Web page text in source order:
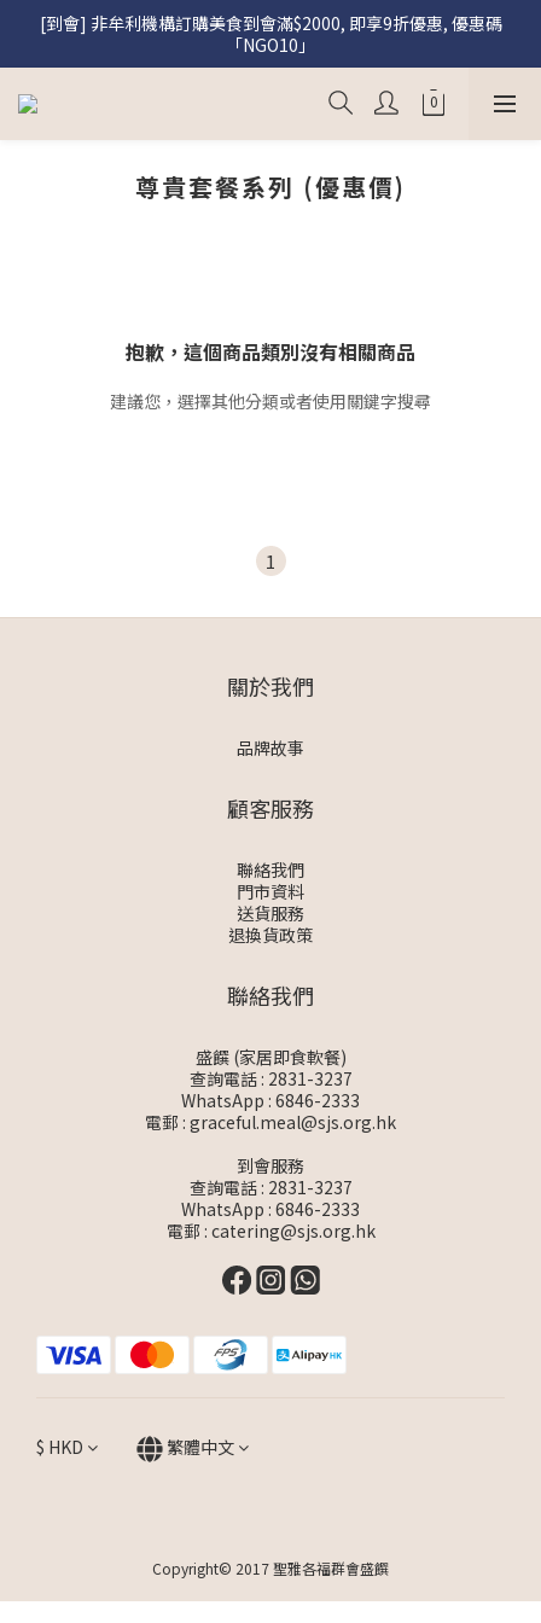
[盛饌] 註冊會員購買盛饌即享95折優惠
[到會] 非牟利機構訂購美食到會滿$2000, 即享9折優惠, 優惠碼
「NGO10」
[盛饌] 註冊會員購買盛饌即享95折優惠
尊貴套餐系列 (優惠價)
抱歉，這個商品類別沒有相關商品
建議您，選擇其他分類或者使用關鍵字搜尋
1
關於我們
品牌故事
顧客服務
聯絡我們
門市資料
送貨服務
退換貨政策
聯絡我們
盛饌 (家居即食軟餐)
查詢電話 : 2831-3237
WhatsApp : 6846-2333
電郵 : graceful.meal@sjs.org.hk
到會服務
查詢電話 : 2831-3237
WhatsApp : 6846-2333
電郵 : catering@sjs.org.hk
$ HKD 繁體中文
Copyright© 2017 聖雅各福群會盛饌